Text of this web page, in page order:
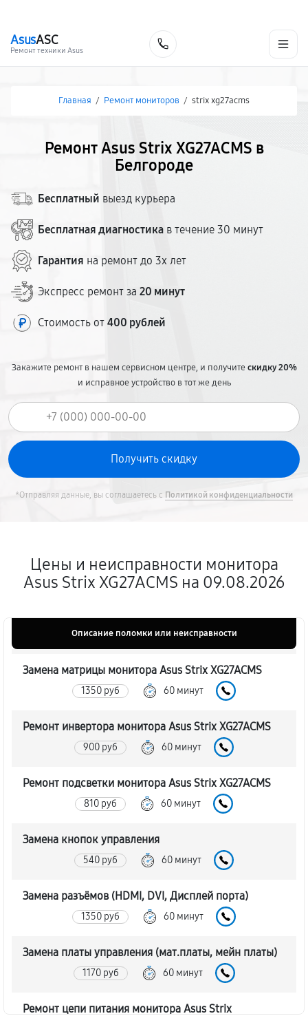
AsusASC
Ремонт техники Asus
Главная / Ремонт мониторов / strix xg27acms
Ремонт Asus Strix XG27ACMS в
Белгороде
Бесплатный выезд курьера
Бесплатная диагностика в течение 30 минут
Гарантия на ремонт до 3х лет
Экспресс ремонт за 20 минут
Стоимость от 400 рублей
Закажите ремонт в нашем сервисном центре, и получитескидку 20%
и исправное устройство в тот же день
*Отправляя данные, вы соглашаетесь с Политикой конфиденциальности
Цены и неисправности монитора
Asus Strix XG27ACMS на 09.08.2026
Описание поломки или неисправности
Замена матрицы монитора Asus Strix XG27ACMS
1350 руб 60 минут
Ремонт инвертора монитора Asus Strix XG27ACMS
900 руб 60 минут
Ремонт подсветки монитора Asus Strix XG27ACMS
810 руб 60 минут
Замена кнопок управления
540 руб 60 минут
Замена разъёмов (HDMI, DVI, Дисплей порта)
1350 руб 60 минут
Замена платы управления (мат.платы, мейн платы)
1170 руб 60 минут
Ремонт цепи питания монитора Asus Strix